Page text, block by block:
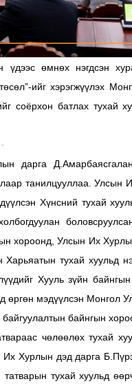
өмнөх нэгдсэн
ийг хэрэгжүүлэх
соёрхон батлах тухай
дарга
танилцууллаа.
Хүнсний тухай
хороонд, Улсын Их
тухай хуульд
Хууль зүйн
мэдүүлсэн Монгол
байнгын
чөлөөлөх тухай
Их Хурлын дэд дарга
тухай хуульд